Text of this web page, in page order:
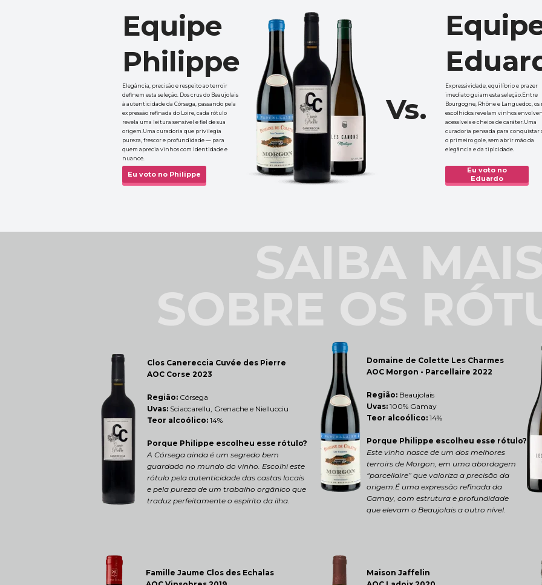
Equipe
Philippe
Elegância, precisão e respeito ao terroir
definem esta seleção. Dos crus do Beaujolais
à autenticidade da Córsega, passando pela
expressão refinada do Loire, cada rótulo
revela uma leitura sensível e fiel de sua
origem.Uma curadoria que privilegia
pureza, frescor e profundidade — para
quem aprecia vinhos com identidade e
nuance.
Expressividade, equilíbrio e prazer
imediato guiam esta seleção.Entre
Bourgogne, Rhône e Languedoc, os
escolhidos revelam vinhos
acessíveis e cheios de caráter.Uma
curadoria pensada para conquistar
o primeiro gole, sem abrir mão da
elegância e da tipicidade.
Vs.
Eu voto no Philippe
Eu voto no
Eduardo
SAIBA
SOBRE OS
Domaine de Colette Les Charmes
AOC Morgon - Parcellaire 2022
Região: Beaujolais
Uvas: 100% Gamay
Teor alcoólico: 14%
Porque Philippe escolheu esse rótulo?
Este vinho nasce de um dos melhores
terroirs de Morgon, em uma abordagem
“parcellaire” que valoriza a precisão da
origem.É uma expressão refinada da
Gamay, com estrutura e profundidade
que elevam o Beaujolais a outro nível.
Clos Canereccia Cuvée des Pierre
AOC Corse 2023
Região: Córsega
Uvas: Sciaccarellu, Grenache e Niellucciu
Teor alcoólico: 14%
Porque Philippe escolheu esse rótulo?
A Córsega ainda é um segredo bem
guardado no mundo do vinho. Escolhi este
rótulo pela autenticidade das castas locais
e pela pureza de um trabalho orgânico que
traduz perfeitamente o espírito da ilha.
Famille Jaume Clos des Echalas
Maison Jaffelin